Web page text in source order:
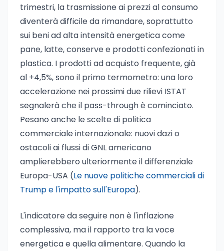
trimestri, la trasmissione ai prezzi al consumo
diventerà difficile da rimandare, soprattutto
sui beni ad alta intensità energetica come
pane, latte, conserve e prodotti confezionati in
plastica. I prodotti ad acquisto frequente, già
al +4,5%, sono il primo termometro: una loro
accelerazione nei prossimi due rilievi ISTAT
segnalerà che il pass-through è cominciato.
Pesano anche le scelte di politica
commerciale internazionale: nuovi dazi o
ostacoli ai flussi di GNL americano
amplierebbero ulteriormente il differenziale
Europa-USA (Le nuove politiche commerciali di
Trump e l'impatto sull'Europa).
L'indicatore da seguire non è l'inflazione
complessiva, ma il rapporto tra la voce
energetica e quella alimentare. Quando la